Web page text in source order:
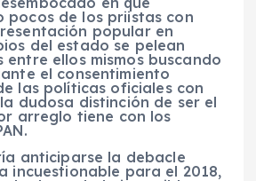
pocos de los priistas con
popular en
del estado se pelean
entre ellos mismos buscando
el consentimiento
las políticas oficiales con
dudosa distinción de ser el
arreglo tiene con los
anticiparse la debacle
incuestionable para el 2018,